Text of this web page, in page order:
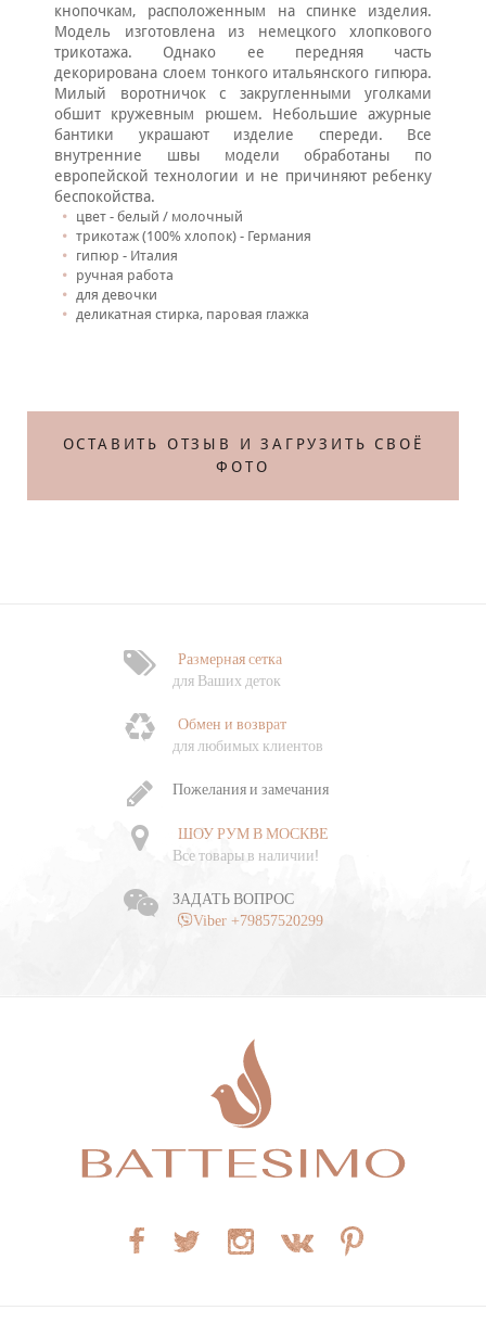
кнопочкам, расположенным на спинке изделия.
Модель изготовлена из немецкого хлопкового
трикотажа. Однако ее передняя часть
декорирована слоем тонкого итальянского гипюра.
Милый воротничок с закругленными уголками
обшит кружевным рюшем. Небольшие ажурные
бантики украшают изделие спереди. Все
внутренние швы модели обработаны по
европейской технологии и не причиняют ребенку
беспокойства.
цвет - белый / молочный
трикотаж (100% хлопок) - Германия
гипюр - Италия
ручная работа
для девочки
деликатная стирка, паровая глажка
ОСТАВИТЬ ОТЗЫВ И ЗАГРУЗИТЬ СВОЁ
ФОТО
Размерная сетка
для Ваших деток
Обмен и возврат
для любимых клиентов
Пожелания и замечания
ШОУ РУМ В МОСКВЕ
Все товары в наличии!
ЗАДАТЬ ВОПРОС
Viber +79857520299